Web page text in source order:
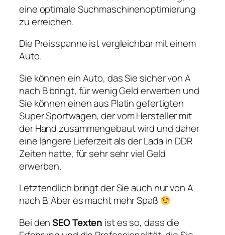
eine optimale Suchmaschinenoptimierung
zu erreichen.
Die Preisspanne ist vergleichbar mit einem
Auto.
Sie können ein Auto, das Sie sicher von A
nach B bringt, für wenig Geld erwerben und
Sie können einen aus Platin gefertigten
Super Sportwagen, der vom Hersteller mit
der Hand zusammengebaut wird und daher
eine längere Lieferzeit als der Lada in DDR
Zeiten hatte, für sehr sehr viel Geld
erwerben.
Letztendlich bringt der Sie auch nur von A
nach B. Aber es macht mehr Spaß
Bei denSEO Texten ist es so, dass die